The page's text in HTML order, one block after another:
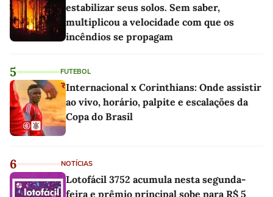
estabilizar seus solos. Sem saber,
multiplicou a velocidade com que os
incêndios se propagam
5 FUTEBOL
Internacional x Corinthians: Onde assistir
ao vivo, horário, palpite e escalações da
Copa do Brasil
6 NOTÍCIAS
Lotofácil 3752 acumula nesta segunda-
feira e prêmio principal sobe para R$ 5